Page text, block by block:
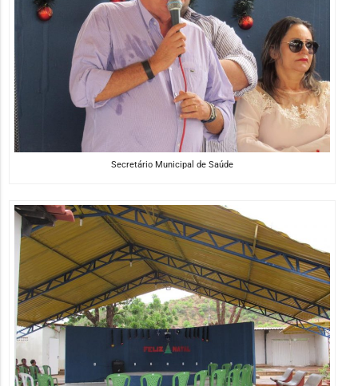
Secretário Municipal de Saúde